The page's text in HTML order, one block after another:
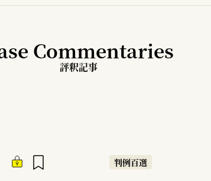
Commentaries
評釈記事
判例百選